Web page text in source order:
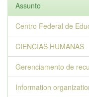
Assunto
Centro Federal de
CIENCIAS HUMANAS
Gerenciamento de
Information